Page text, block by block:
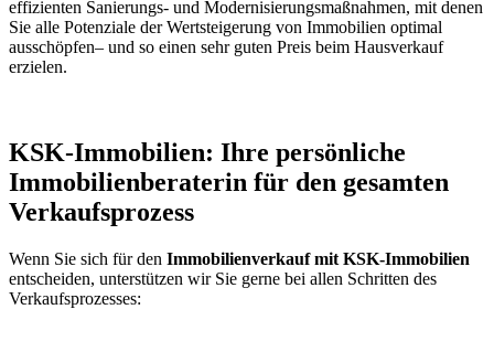
effizienten Sanierungs- und Modernisierungsmaßnahmen, mit denen
Sie alle Potenziale der Wertsteigerung von Immobilien optimal
ausschöpfen– und so einen sehr guten Preis beim Hausverkauf
erzielen.
KSK-Immobilien: Ihre persönliche
Immobilienberaterin für den gesamten
Verkaufsprozess
Wenn Sie sich für den Immobilienverkauf mit KSK-Immobilien
entscheiden, unterstützen wir Sie gerne bei allen Schritten des
Verkaufsprozesses: